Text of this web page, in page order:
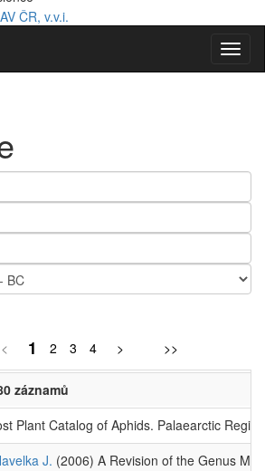
< 1 2 3 4 > >>
záznamů
Plant Catalog of Aphids. Palaearctic
J. (2006) A Revision of the Genus